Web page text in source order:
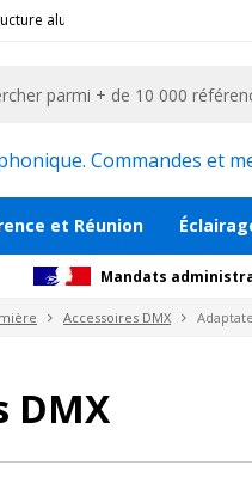
alu pour l'évènementiel et la
Commandes et
et Réunion
Mandats
Accessoires DMX
DMX